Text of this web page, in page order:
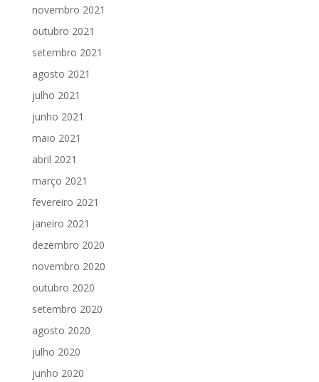
novembro 2021
outubro 2021
setembro 2021
agosto 2021
julho 2021
junho 2021
maio 2021
abril 2021
março 2021
fevereiro 2021
janeiro 2021
dezembro 2020
novembro 2020
outubro 2020
setembro 2020
agosto 2020
julho 2020
junho 2020